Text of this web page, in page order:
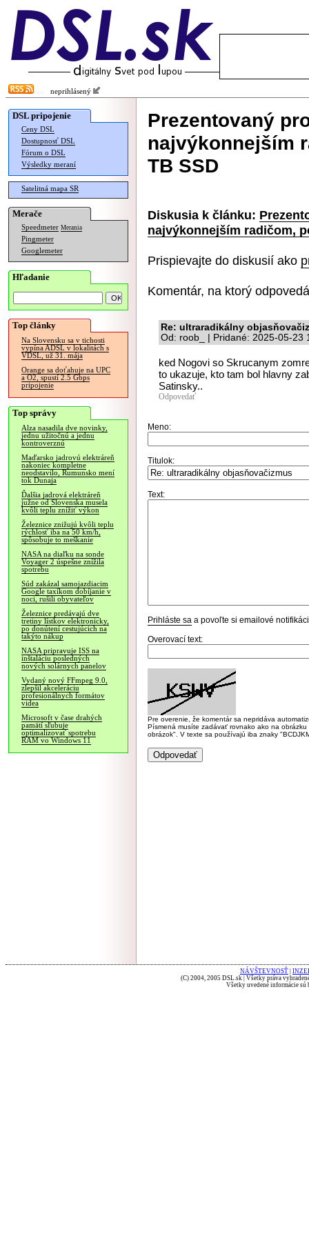
neprihlásený
DSL pripojenie
Ceny DSL
Dostupnosť DSL
Fórum o DSL
Výsledky meraní
Satelitná mapa SR
Merače
Speedmeter Merania
Pingmeter
Googlemeter
Hľadanie
Top články
Na Slovensku sa v tichosti
vypína ADSL v lokalitách s
VDSL, už 31. mája
Orange sa doťahuje na UPC
a O2, spustí 2.5 Gbps
pripojenie
Top správy
Alza nasadila dve novinky,
jednu užitočnú a jednu
kontroverznú
Maďarsko jadrovú elektráreň
nakoniec kompletne
neodstavilo, Rumunsko mení
tok Dunaja
Ďalšia jadrová elektráreň
južne od Slovenska musela
kvôli teplu znížiť výkon
Železnice znižujú kvôli teplu
rýchlosť iba na 50 km/h,
spôsobuje to meškanie
NASA na diaľku na sonde
Voyager 2 úspešne znížila
spotrebu
Súd zakázal samojazdiacim
Google taxíkom dobíjanie v
noci, rušili obyvateľov
Železnice predávajú dve
tretiny lístkov elektronicky,
po donútení cestujúcich na
takýto nákup
NASA pripravuje ISS na
inštaláciu posledných
nových solárnych panelov
Vydaný nový FFmpeg 9.0,
zlepšil akceleráciu
profesionálnych formátov
videa
Microsoft v čase drahých
pamätí sľubuje
optimalizovať spotrebu
RAM vo Windows 11
Prezentovaný
najvýkonnejším
TB SSD
Diskusia k článku:
najvýkonnejším radičom,
Prispievajte do diskusií ako
Komentár, na ktorý
Re: ultraradikálny
Od: roob_ | Pridané: 2025-05-23
ked Nogovi so Skrucanym
to ukazuje, kto tam bol hlavny
Satinsky..
Odpovedať
Meno:
Titulok:
Text:
Prihláste sa a povoľte si emailové
Overovací text:
Pre overenie, že komentár sa nepridáva
Písmená musíte zadávať rovnako ako na
obrázok". V texte sa používajú iba znaky
NÁVŠTEVNOSŤ
(C) 2004, 2005 DSL.sk | Všetky práva
Všetky uvedené informácie sú